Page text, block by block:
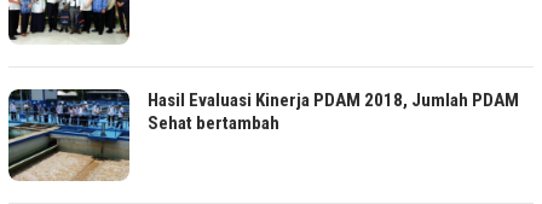
Hasil Evaluasi Kinerja PDAM 2018, Jumlah PDAM
Sehat bertambah